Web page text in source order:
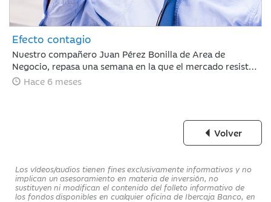
Efecto contagio
Nuestro compañero Juan Pérez Bonilla de Area de
Negocio, repasa una semana en la que el mercado resiste
tras estar condicionado por el 'efecto contagio' entre el
Hace 6 meses
Volver
Los vídeos/audios tienen fines exclusivamente informativos y no
implican un asesoramiento en materia de inversión, no
sustituyen ni modifican el contenido del folleto informativo de
los fondos disponibles en cualquier oficina de Ibercaja Banco, en